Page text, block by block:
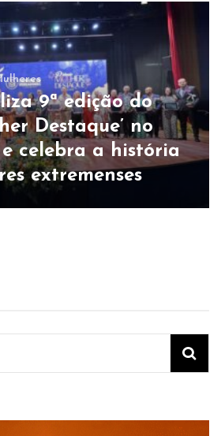
9ª edição do
Destaque’ no
celebra a história
extremenses